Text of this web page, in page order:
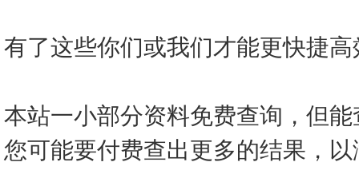
有了这些你们或我们才能更快捷
本站一小部分资料免费查询，但
您可能要付费查出更多的结果，